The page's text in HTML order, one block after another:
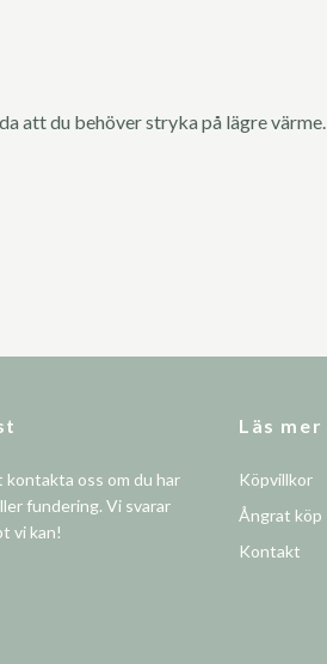
att du behöver stryka på lägre värme.
oss om du har
fundering. Vi svarar
vi kan!
Läs mer
Köpvillkor
Ångrat köp
Kontakt